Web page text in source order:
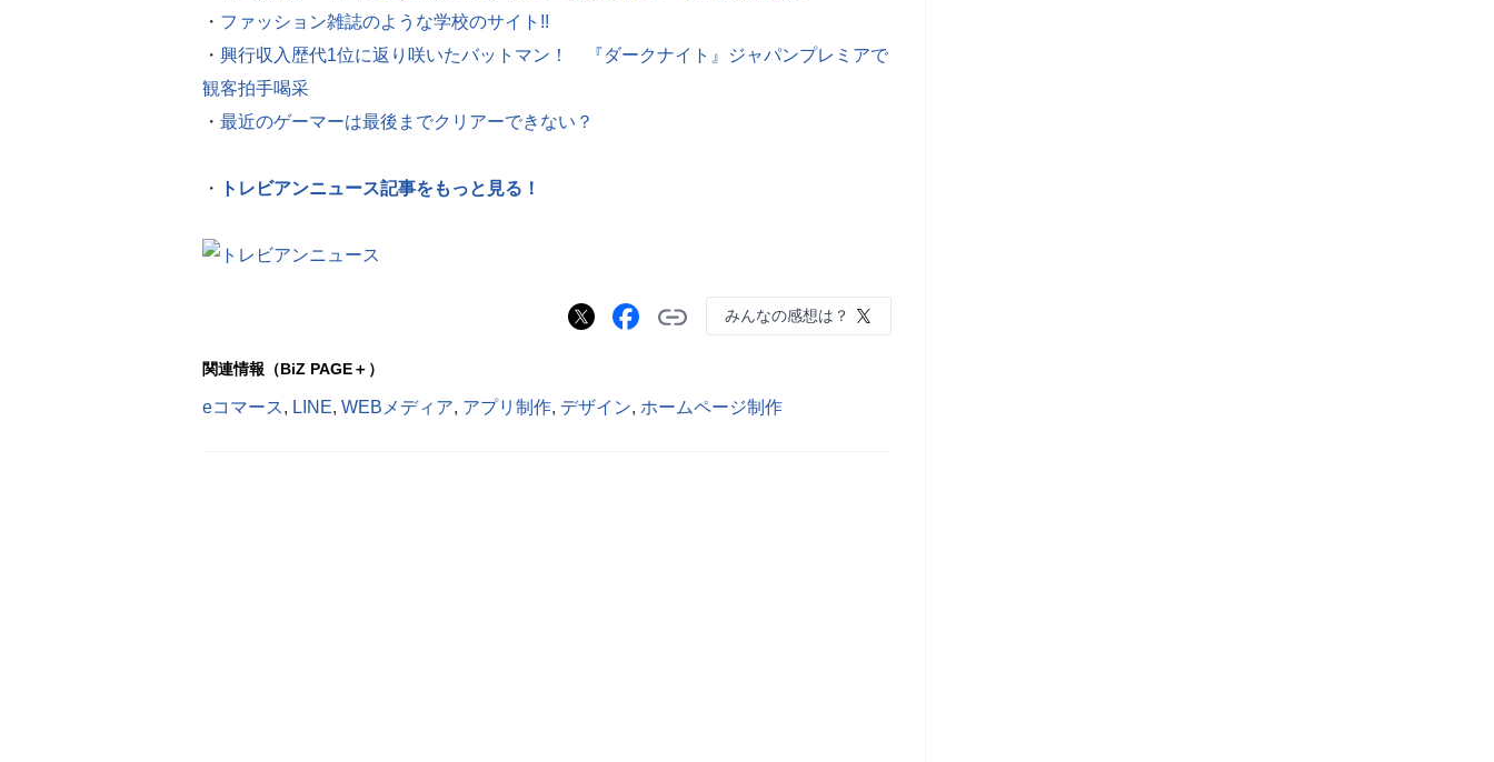
・ ファッション雑誌のような学校のサイト!!
・ 興行収入歴代1位に返り咲いたバットマン！ 『ダークナイト』ジャパンプレミアで
観客拍手喝采
・ 最近のゲーマーは最後までクリアーできない？
・ トレビアンニュース記事をもっと見る！
みんなの感想は？
関連情報（BiZ PAGE＋）
eコマース, LINE, WEBメディア, アプリ制作, デザイン, ホームページ制作